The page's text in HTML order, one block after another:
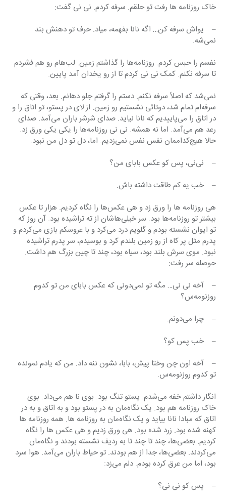
خاک روزنامه ها رفت تو حلقم. سرفه کردم. نی نی گفت:
–    یواش سرفه کن… اگه نانا بفهمه، میاد. حرف تو دهنش بند
نمی‌شه.
نفسم را حبس کردم. روزنامه‌ها را گذاشتم زمین. لب‌هام رو هم فشردم
تا سرفه نکنم. کمک نی نی کردم تا از رو یخدان آمد پایین.
نمی‌شد که اصلاً سرفه نکنم. دستم را گرفتم جلو دهانم. بعد، وقتی که
سرفه‌ام تمام شد، دوتائی نشستیم رو زمین. از لای در پستو، تو اتاق را و
در اتاق را می‌پاییدیم که نانا نیاید. صدای شرشر باران می‌آمد. صدای
رعد هم می‌آمد. اما نه همشه. نی نی روزنامه‌ها را یکی یکی ورق زد.
حالا هیچ‌کداممان نفس نفس نمی‌زدیم. اما، دل تو دل من نبود.
–    نی‌نی، پس کو عکس بابای من؟
–    خب یه کم طاقت داشته باش.
هی روزنامه ها را ورق زد و هی عکس‌ها را نگاه کردیم. هزار تا عکس
بیشتر تو روزنامه‌ها بود. سر خیلی‌هاشان از ته تراشیده بود. آن روز که
تو ایوان نشسته بودم و گلویم درد می‌کرد و با عروسکم بازی می‌کردم و
پدرم مثل پر کاه از رو زمین بلندم کرد و بوسیدم، سر پدرم تراشیده
نبود. موی سرش بلند بود، سیاه بود، چند تا چین بزرگ هم داشت.
حوصله سر رفت:
–    آخه نی نی… مگه تو نمی‌دونی که عکس بابای من تو کدوم
روزنومه‌س؟
–    چرا می‌دونم.
–    خب پس کو؟
–    آخه اون چن وختا پیش، بابا، نشون ننه داد. من که یادم نمونده
تو کدوم روزنومه‌س.
انگار داشتم خفه می‌شدم. پستو تنگ بود. بوی نا هم می‌داد. بوی
خاک روزنامه هم بود. یک نگاه‌مان به در پستو بود و به اتاق و به در
اتاق که مبادا نانا بیاید و یک نگاه‌مان به روزنامه ها. همه روزنامه ها
کهنه شده بود. زرد شده بود. هی ورق زدیم و هی عکس ها را نگاه
کردیم. بعضی‌ها، چند تا چند تا به ردیف نشسته بودند و نگاه‌مان
می‌کردند. بعضی‌ها، جدا از هم بودند. تو حیاط باران می‌آمد. هوا سرد
بود، اما من عرق کرده بودم. دلم می‌زد:
–    پس کو نی نی؟